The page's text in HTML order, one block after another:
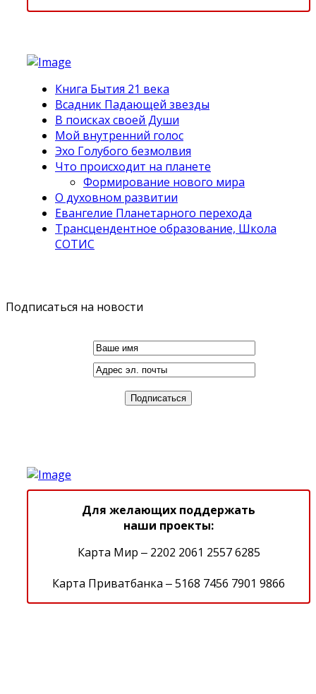
Книга Бытия 21 века
Всадник Падающей звезды
В поисках своей Души
Мой внутренний голос
Эхо Голубого безмолвия
Что происходит на планете
Формирование нового мира
О духовном развитии
Евангелие Планетарного перехода
Трансцендентное образование, Школа
СОТИС
Подписаться на новости
Для желающих поддержать
наши проекты:
Карта Мир ‒ 2202 2061 2557 6285
Карта Приватбанка ‒ 5168 7456 7901 9866